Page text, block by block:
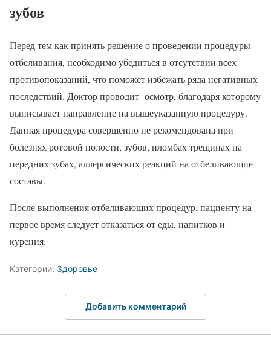
зубов
Перед тем как принять решение о проведении процедуры
отбеливания, необходимо убедиться в отсутствии всех
противопоказаний, что поможет избежать ряда негативных
последствий. Доктор проводит осмотр, благодаря которому
выписывает направление на вышеуказанную процедуру.
Данная процедура совершенно не рекомендована при
болезнях ротовой полости, зубов, пломбах трещинах на
передних зубах, аллергических реакций на отбеливающие
составы.
После выполнения отбеливающих процедур, пациенту на
первое время следует отказаться от еды, напитков и
курения.
Категории: Здоровье
Добавить комментарий